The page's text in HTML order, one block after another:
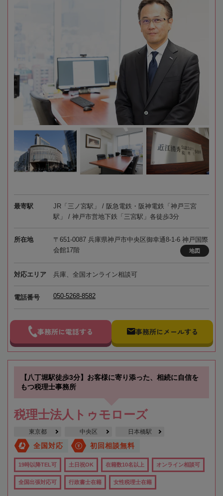
最寄駅
JR「三ノ宮駅」 / 阪急電鉄・阪神電鉄「神戸三宮
駅」 / 神戸市営地下鉄「三宮駅」各徒歩3分
所在地
〒651-0087 兵庫県神戸市中央区御幸通8-1-6 神戸国際
会館17階
地図
対応エリア 兵庫、全国オンライン相談可
電話番号 050-5268-8582
事務所に電話する 事務所にメールする
【八丁堀駅徒歩3分】お客様に寄り添った、相続に自信を
もつ税理士事務所
税理士法人トゥモローズ
東京都 中央区 日本橋駅
全国対応 初回相談無料
19時以降TEL可 土日祝OK 在籍数10名以上 オンライン相談可
全国出張対応可 行政書士在籍 女性税理士在籍